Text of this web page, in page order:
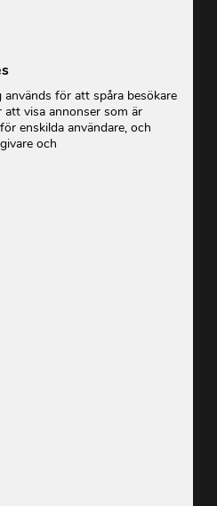
för att spåra besökare
visa annonser som är
enskilda användare, och
och